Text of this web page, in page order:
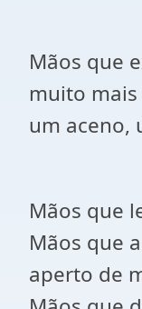
Mãos que
muito
um aceno,
Mãos que
Mãos que
aperto de